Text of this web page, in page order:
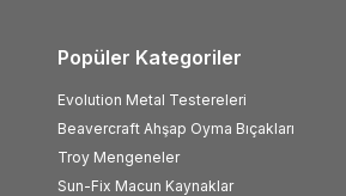
Popüler Kategoriler
Evolution Metal Testereleri
Beavercraft Ahşap Oyma Bıçakları
Troy Mengeneler
Sun-Fix Macun Kaynaklar